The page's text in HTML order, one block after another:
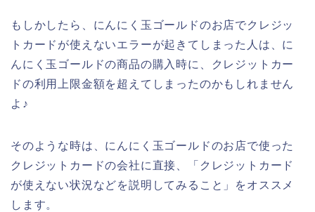
もしかしたら、にんにく玉ゴールドのお店でクレジッ
トカードが使えないエラーが起きてしまった人は、に
んにく玉ゴールドの商品の購入時に、クレジットカー
ドの利用上限金額を超えてしまったのかもしれません
よ♪
そのような時は、にんにく玉ゴールドのお店で使った
クレジットカードの会社に直接、「クレジットカード
が使えない状況などを説明してみること」をオススメ
します。